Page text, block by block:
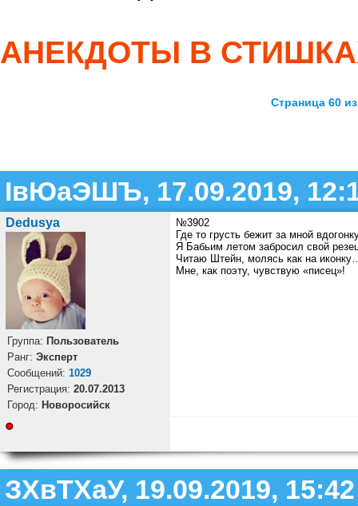
АНЕКДОТЫ В
Страница 60
ІвЮаЭШЪ, 17.09.2019,
Dedusya
Группа: Пользователь
Ранг: Эксперт
Cообщений: 1029
Регистрация: 20.07.2013
Город: Новоросийск
№3902
Где то грусть бежит за мной
Я Бабьим летом забросил свой
Читаю Штейн, молясь как на
Мне, как поэту, чувствую «писец»!
ЗХвТХаУ, 19.09.2019, 15:42